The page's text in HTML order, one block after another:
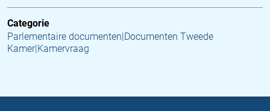
Categorie
Parlementaire documenten|Documenten Tweede
Kamer|Kamervraag